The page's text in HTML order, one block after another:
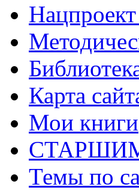
Карта
Мои книги
Темы по